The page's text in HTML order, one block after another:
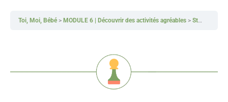
Toi, Moi, Bébé MODULE 6 | Découvrir des activités agréables Stratégie : faites le suivi de vos activités